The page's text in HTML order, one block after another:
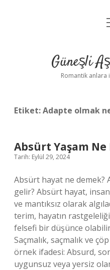
Güneşli
Romantik anlara
Etiket:Adapte olmak
Absürt Yaşam Ne
Tarih: Eylül 29, 2024
Absürt hayat ne demek?
gelir? Absürt hayat,
ve mantıksız olarak
terim, hayatın rastgeleliği
felsefi bir düşünce
Saçmalık, saçmalık ve
örnek ifadesi: Absurd,
uygunsuz veya yersiz